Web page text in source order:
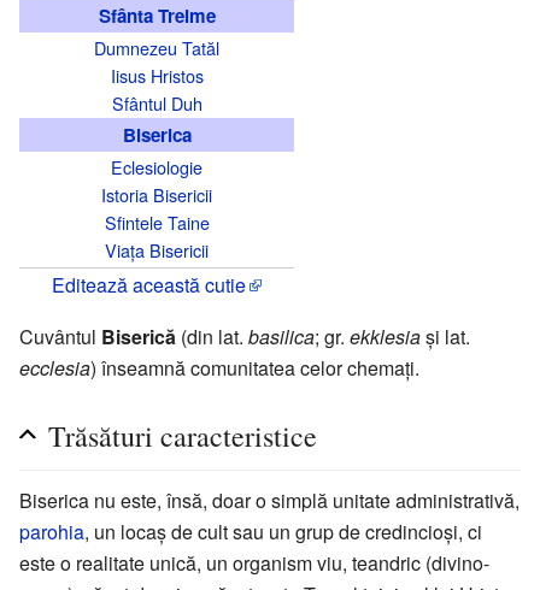
Sfânta Treime
Dumnezeu Tatăl
Iisus Hristos
Sfântul Duh
Biserica
Eclesiologie
Istoria Bisericii
Sfintele Taine
Viața Bisericii
Editează această cutie
Cuvântul Biserică (din lat. basilica; gr. ekklesiași lat.
ecclesia) înseamnă comunitatea celor chemați.
Trăsături caracteristice
Biserica nu este, însă, doar o simplă unitate administrativă,
parohia, un locaș de cult sau un grup de credincioși, ci
este o realitate unică, un organism viu, teandric (divino-